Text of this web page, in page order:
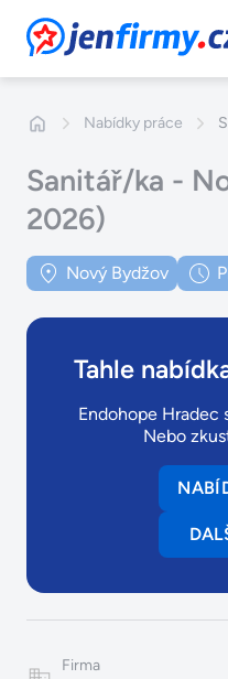
JenFirmy.cz
Nabídky práce
Sanitář/ka -
2026)
Nový Bydžov
Tahle
Endohope Hradec
Nebo
Firma